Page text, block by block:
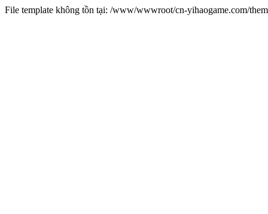
File template không tồn tại: /www/wwwroot/cn-yihaogame.com/